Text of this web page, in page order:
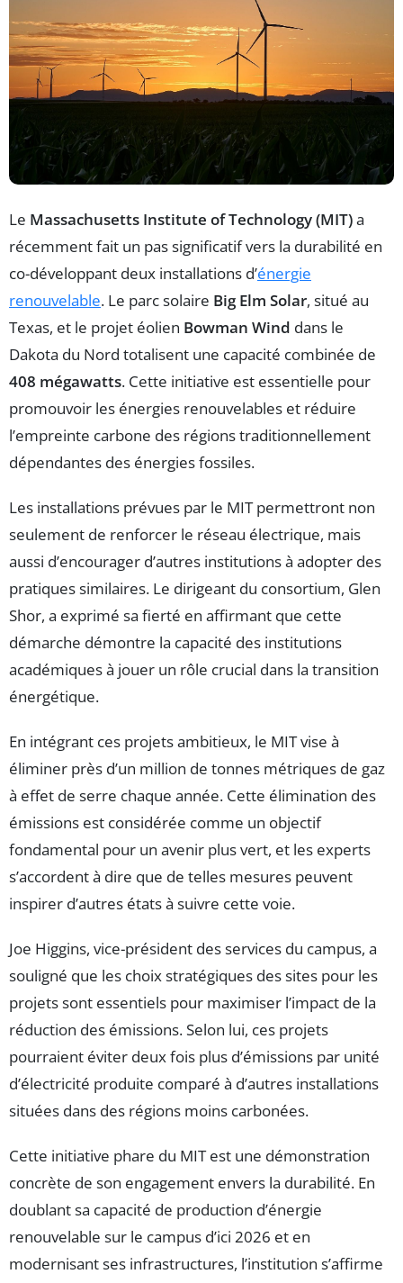
Le Massachusetts Institute of Technology (MIT)a
récemment fait un pas significatif vers la durabilité en
co-développant deux installations d’énergie
renouvelable. Le parc solaire Big Elm Solar, situé au
Texas, et le projet éolien Bowman Wind dans le
Dakota du Nord totalisent une capacité combinée de
408 mégawatts. Cette initiative est essentielle pour
promouvoir les énergies renouvelables et réduire
l’empreinte carbone des régions traditionnellement
dépendantes des énergies fossiles.
Les installations prévues par le MIT permettront non
seulement de renforcer le réseau électrique, mais
aussi d’encourager d’autres institutions à adopter des
pratiques similaires. Le dirigeant du consortium, Glen
Shor, a exprimé sa fierté en affirmant que cette
démarche démontre la capacité des institutions
académiques à jouer un rôle crucial dans la transition
énergétique.
En intégrant ces projets ambitieux, le MIT vise à
éliminer près d’un million de tonnes métriques de gaz
à effet de serre chaque année. Cette élimination des
émissions est considérée comme un objectif
fondamental pour un avenir plus vert, et les experts
s’accordent à dire que de telles mesures peuvent
inspirer d’autres états à suivre cette voie.
Joe Higgins, vice-président des services du campus, a
souligné que les choix stratégiques des sites pour les
projets sont essentiels pour maximiser l’impact de la
réduction des émissions. Selon lui, ces projets
pourraient éviter deux fois plus d’émissions par unité
d’électricité produite comparé à d’autres installations
situées dans des régions moins carbonées.
Cette initiative phare du MIT est une démonstration
concrète de son engagement envers la durabilité. En
doublant sa capacité de production d’énergie
renouvelable sur le campus d’ici 2026 et en
modernisant ses infrastructures, l’institution s’affirme